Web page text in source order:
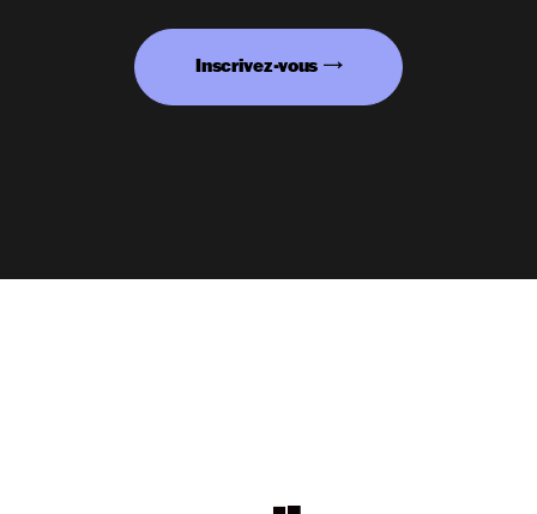
Inscrivez-vous